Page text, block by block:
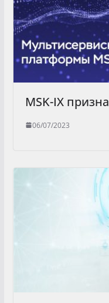
MSK-IX
06/07/2023